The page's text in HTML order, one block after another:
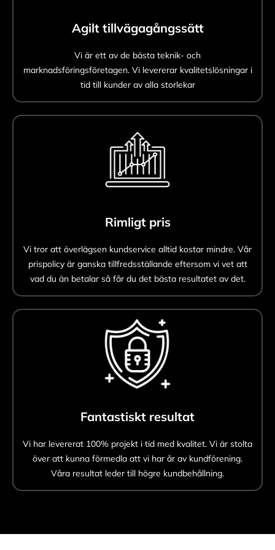
Agilt tillvägagångssätt
Vi är ett av de bästa teknik- och
marknadsföringsföretagen. Vi levererar kvalitetslösningar i
tid till kunder av alla storlekar
Rimligt pris
Vi tror att överlägsen kundservice alltid kostar mindre. Vår
prispolicy är ganska tillfredsställande eftersom vi vet att
vad du än betalar så får du det bästa resultatet av det.
Fantastiskt resultat
Vi har levererat 100% projekt i tid med kvalitet. Vi är stolta
över att kunna förmedla att vi har år av kundförening.
Våra resultat leder till högre kundbehållning.